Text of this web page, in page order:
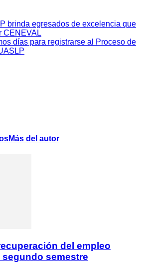
brinda egresados de excelencia que
CENEVAL
días para registrarse al Proceso de
Más del autor
del empleo
semestre